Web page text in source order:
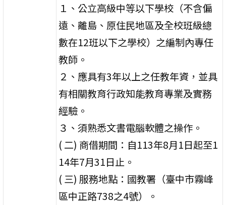
１、公立高級中等以下學校（不含偏
遠、離島、原住民地區及全校班級總
數在12班以下之學校）之編制內專任
教師。
２、應具有3年以上之任教年資，並具
有相關教育行政知能教育專業及實務
經驗。
３、須熟悉文書電腦軟體之操作。
( 二) 商借期間：自113年8月1日起至1
14年7月31日止。
( 三) 服務地點：國教署（臺中市霧峰
區中正路738之4號）。